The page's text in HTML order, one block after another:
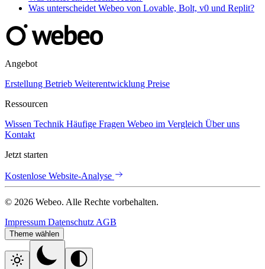
Was unterscheidet Webeo von Lovable, Bolt, v0 und Replit?
Angebot
Erstellung Betrieb Weiterentwicklung Preise
Ressourcen
Wissen Technik Häufige Fragen Webeo im Vergleich Über uns
Kontakt
Jetzt starten
Kostenlose Website-Analyse
© 2026 Webeo. Alle Rechte vorbehalten.
Impressum Datenschutz AGB
Theme wählen